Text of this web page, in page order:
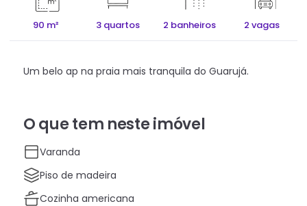
90 m² 3 quartos 2 banheiros 2 vagas
Um belo ap na praia mais tranquila do Guarujá.
O que tem neste imóvel
Varanda
Piso de madeira
Cozinha americana